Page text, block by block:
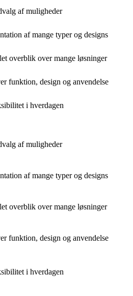
af muligheder
af mange typer og designs
overblik over mange løsninger
funktion, design og anvendelse
i hverdagen
af muligheder
af mange typer og designs
overblik over mange løsninger
funktion, design og anvendelse
i hverdagen